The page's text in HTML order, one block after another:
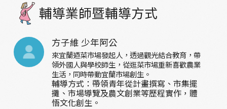
輔導業師暨輔導方式
方子維 少年阿公
來宜蘭迺菜市場發起人，透過觀光結合教育，帶
領外國人與學校師生，從逛菜市場重新喜歡農業
生活，同時帶動宜蘭市場創生。
輔導方式：帶領青年從計畫撰寫、市集擺
攤、市場導覽及農文創業等歷程實作，體
悟文化創生。